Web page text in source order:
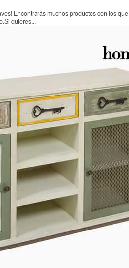
Encontrarás muchos productos con los
quieres...